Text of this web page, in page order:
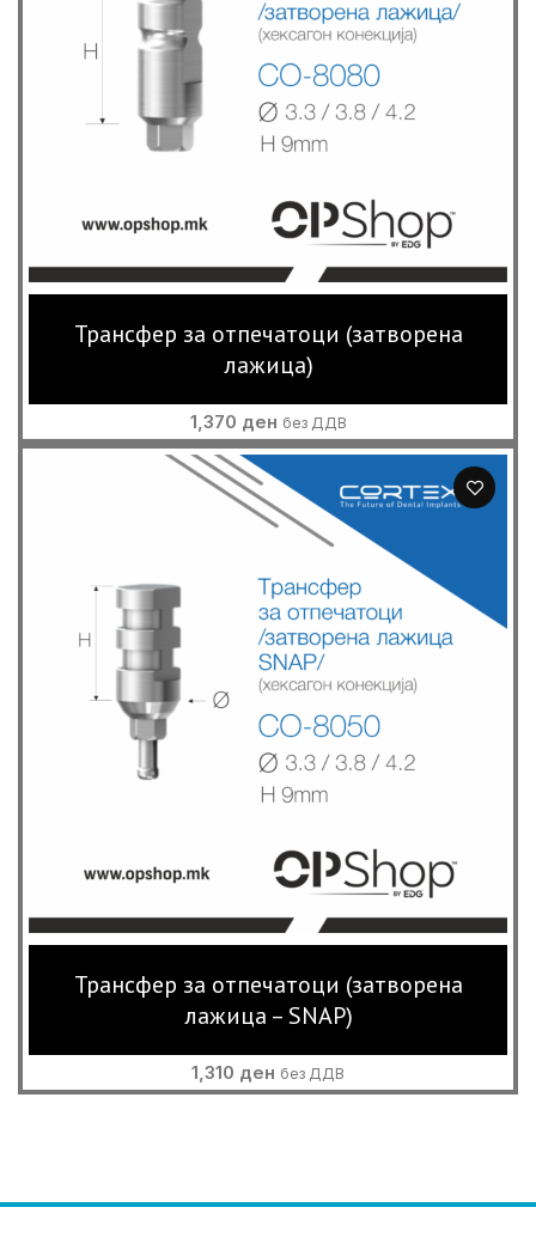
Трансфер за отпечатоци (затворена
лажица)
1,370 ден без ДДВ
Трансфер за отпечатоци (затворена
лажица – SNAP)
1,310 ден без ДДВ